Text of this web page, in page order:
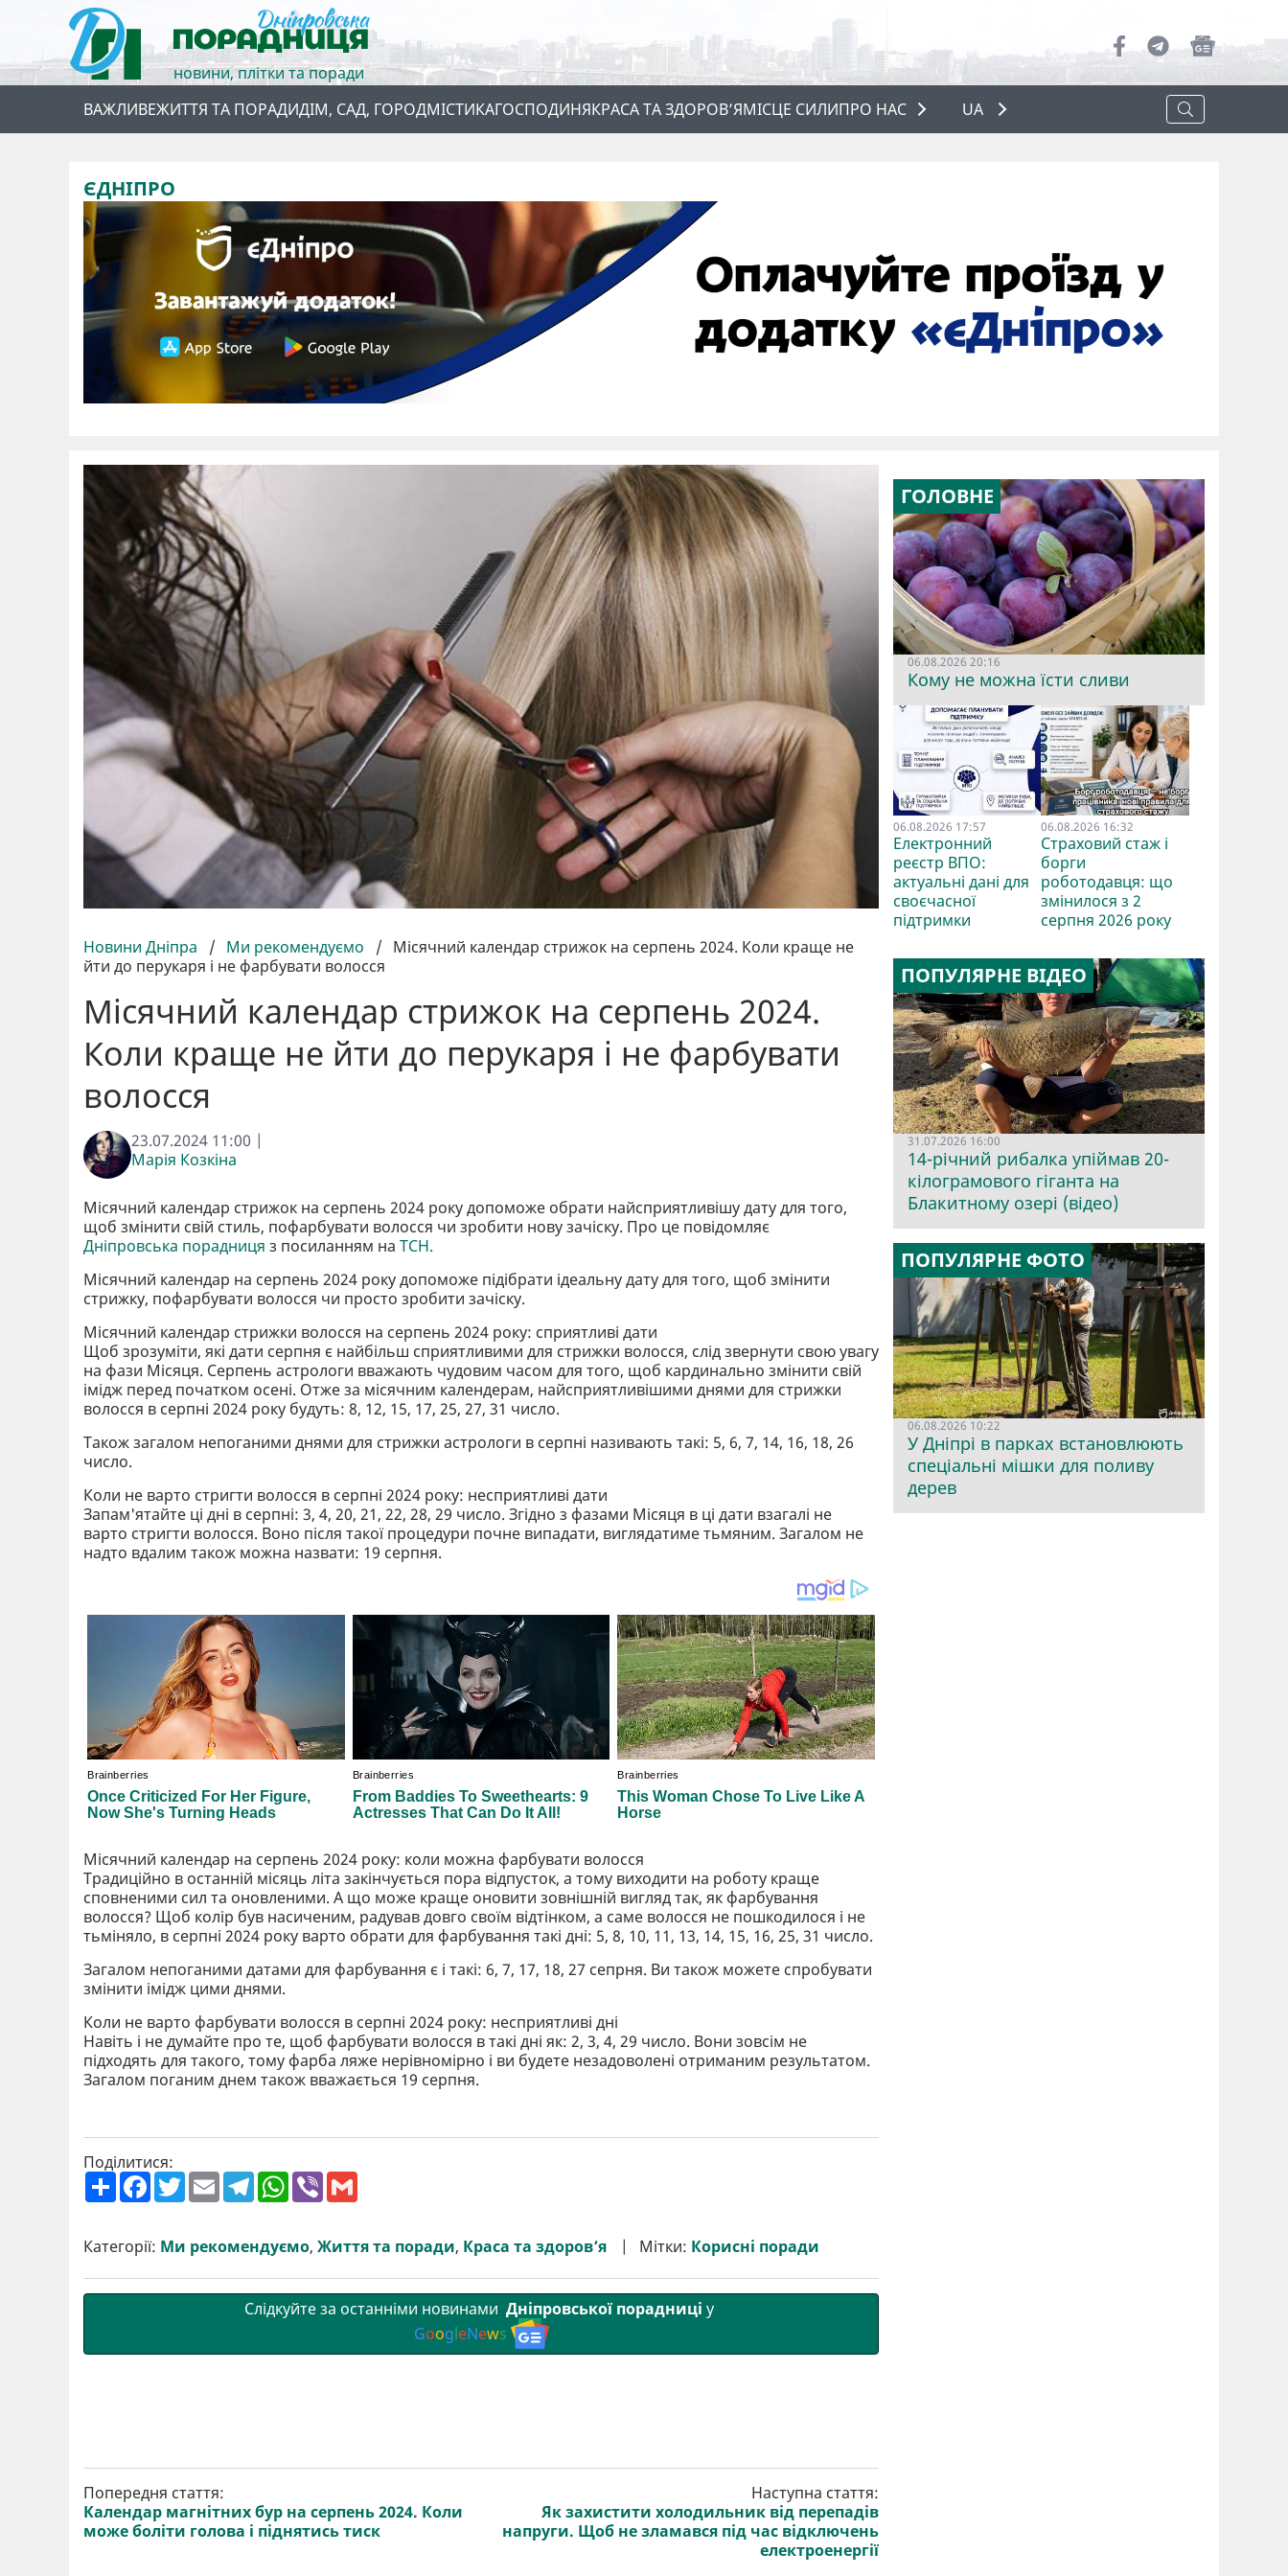
новини, плітки та поради
ВАЖЛИВЕЖИТТЯ ТА ПОРАДИДІМ, САД, ГОРОДМІСТИКАГОСПОДИНЯКРАСА ТА ЗДОРОВ’ЯМІСЦЕ СИЛИПРО НАС
ПРО НАС
UA
ЄДНІПРО
Новини Дніпра / Ми рекомендуємо / Місячний календар стрижок на серпень 2024. Коли краще не
йти до перукаря і не фарбувати волосся
Місячний календар стрижок на серпень 2024.
Коли краще не йти до перукаря і не фарбувати
волосся
23.07.2024 11:00 |
Марія Козкіна
Місячний календар стрижок на серпень 2024 року допоможе обрати найсприятливішу дату для того,
щоб змінити свій стиль, пофарбувати волосся чи зробити нову зачіску. Про це повідомляє
Дніпровська порадниця з посиланням на ТСН.
Місячний календар на серпень 2024 року допоможе підібрати ідеальну дату для того, щоб змінити
стрижку, пофарбувати волосся чи просто зробити зачіску.
Місячний календар стрижки волосся на серпень 2024 року: сприятливі дати
Щоб зрозуміти, які дати серпня є найбільш сприятливими для стрижки волосся, слід звернути свою увагу
на фази Місяця. Серпень астрологи вважають чудовим часом для того, щоб кардинально змінити свій
імідж перед початком осені. Отже за місячним календерам, найсприятливішими днями для стрижки
волосся в серпні 2024 року будуть: 8, 12, 15, 17, 25, 27, 31 число.
Також загалом непоганими днями для стрижки астрологи в серпні називають такі: 5, 6, 7, 14, 16, 18, 26
число.
Коли не варто стригти волосся в серпні 2024 року: несприятливі дати
Запам'ятайте ці дні в серпні: 3, 4, 20, 21, 22, 28, 29 число. Згідно з фазами Місяця в ці дати взагалі не
варто стригти волосся. Воно після такої процедури почне випадати, виглядатиме тьмяним. Загалом не
надто вдалим також можна назвати: 19 серпня.
Місячний календар на серпень 2024 року: коли можна фарбувати волосся
Традиційно в останній місяць літа закінчується пора відпусток, а тому виходити на роботу краще
сповненими сил та оновленими. А що може краще оновити зовнішній вигляд так, як фарбування
волосся? Щоб колір був насиченим, радував довго своїм відтінком, а саме волосся не пошкодилося і не
тьміняло, в серпні 2024 року варто обрати для фарбування такі дні: 5, 8, 10, 11, 13, 14, 15, 16, 25, 31 число.
Загалом непоганими датами для фарбування є і такі: 6, 7, 17, 18, 27 сепрня. Ви також можете спробувати
змінити імідж цими днями.
Коли не варто фарбувати волосся в серпні 2024 року: несприятливі дні
Навіть і не думайте про те, щоб фарбувати волосся в такі дні як: 2, 3, 4, 29 число. Вони зовсім не
підходять для такого, тому фарба ляже нерівномірно і ви будете незадоволені отриманим результатом.
Загалом поганим днем також вважається 19 серпня.
Поділитися:
П
о
р
и
F
a
b
o
T
w
e
E
m
l
T
e
g
r
W
h
s
A
V
r l
Категорії: Ми рекомендуємо, Життя та поради, Краса та здоров’я Мітки: Корисні поради
Слідкуйте за останніми новинами Дніпровської порадниці у
GoogleNews
Попередня стаття:
Календар магнітних бур на серпень 2024. Коли
може боліти голова і піднятись тиск
Наступна стаття:
Як захистити холодильник від перепадів
напруги. Щоб не зламався під час відключень
електроенергії
ГОЛОВНЕ
06.08.2026 20:16
Кому не можна їсти сливи
06.08.2026 17:57
Електронний
реєстр ВПО:
актуальні дані для
своєчасної
підтримки
06.08.2026 16:32
Страховий стаж і
борги
роботодавця: що
змінилося з 2
серпня 2026 року
ПОПУЛЯРНЕ ВІДЕО
31.07.2026 16:00
14-річний рибалка упіймав 20-
кілограмового гіганта на
Блакитному озері (відео)
ПОПУЛЯРНЕ ФОТО
06.08.2026 10:22
У Дніпрі в парках встановлюють
спеціальні мішки для поливу
дерев